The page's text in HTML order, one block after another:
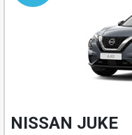
NISSAN JUKE